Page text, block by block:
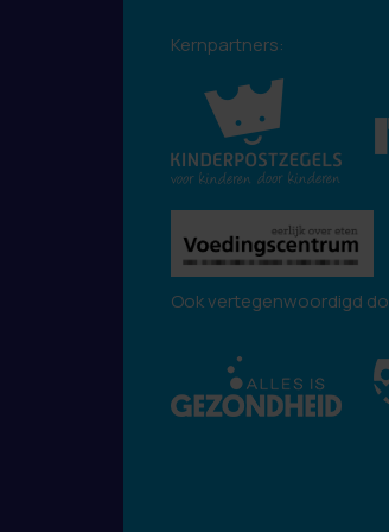
Kernpartners:
Ook vertegenwoordigd